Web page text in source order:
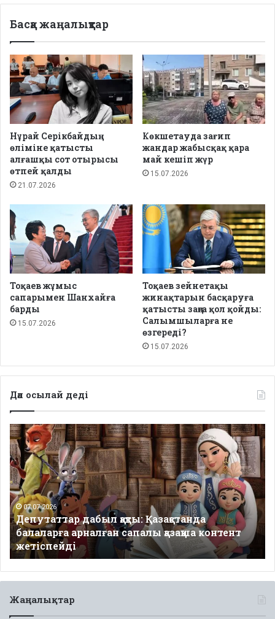
Басқа жаңалықтар
Нұрай Серікбайдың
өліміне қатысты
алғашқы сот отырысы
өтпей қалды
21.07.2026
Көкшетауда зағип
жандар жабысқақ қара
май кешіп жүр
15.07.2026
Тоқаев жұмыс
сапарымен Шанхайға
барды
15.07.2026
Тоқаев зейнетақы
жинақтарын басқаруға
қатысты заңға қол қойды:
Салымшыларға не
өзгереді?
15.07.2026
Дәл осылай деді
Депутаттар
дабыл
қақты:
Қазақстанда
балаларға
арналған
сапалы
қазақша
контент
жетіспейді
07.07.2026
Депутаттар дабыл қақты: Қазақстанда
балаларға арналған сапалы қазақша контент
жетіспейді
Жаңалықтар